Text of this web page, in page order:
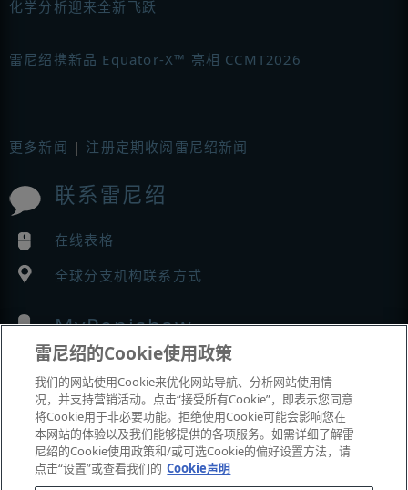
化学分析迎来全新飞跃
雷尼绍携新品 Equator-X™ 亮相 CCMT2026
更多新闻 | 注册定期收阅雷尼绍新闻
联系雷尼绍
在线表格
全球分支机构联系方式
MyRenishaw
在线商城
展会与市场活动
雷尼绍的Cookie使用政策
我们的网站使用Cookie来优化网站导航、分析网站使用情
况，并支持营销活动。点击“接受所有Cookie”，即表示您同意
将Cookie用于非必要功能。拒绝使用Cookie可能会影响您在
本网站的体验以及我们能够提供的各项服务。如需详细了解雷
尼绍的Cookie使用政策和/或可选Cookie的偏好设置方法，请
点击“设置”或查看我们的 Cookie声明